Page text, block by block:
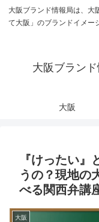
大阪ブランド情報局は、大
て大阪」のブランドイメー
大阪ブラン
大阪
『けったい
うの？現地の
べる関西弁講
大阪